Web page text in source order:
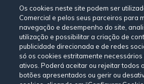
Origem da
Livro de
Consulte a nossa Política de privacidade,
Termos e CondiçõeseDeclaração
Os cookies neste site podem ser
Comercial e pelos seus parceiros para
navegação e desempenho do site,
utilização e possibilitar a criação de
publicidade direcionada e de redes
só os cookies estritamente
ativos. Poderá aceitar ou rejeitar todos
botões apresentados ou gerir ou